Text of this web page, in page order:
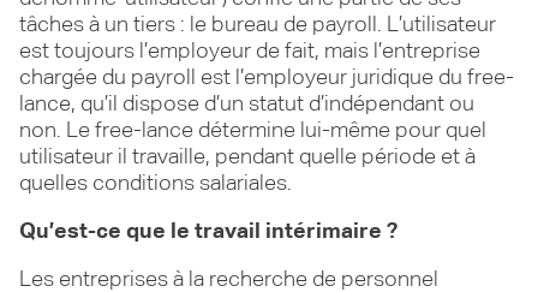
tâches à un tiers : le bureau de payroll. L’utilisateur
est toujours l’employeur de fait, mais l’entreprise
chargée du payroll est l’employeur juridique du free-
lance, qu’il dispose d’un statut d’indépendant ou
non. Le free-lance détermine lui-même pour quel
utilisateur il travaille, pendant quelle période et à
quelles conditions salariales.
Qu’est-ce que le travail intérimaire ?
Les entreprises à la recherche de personnel